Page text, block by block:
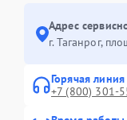
Адрес
г. Таганрог,
Горячая линия
+7 (800) 301-